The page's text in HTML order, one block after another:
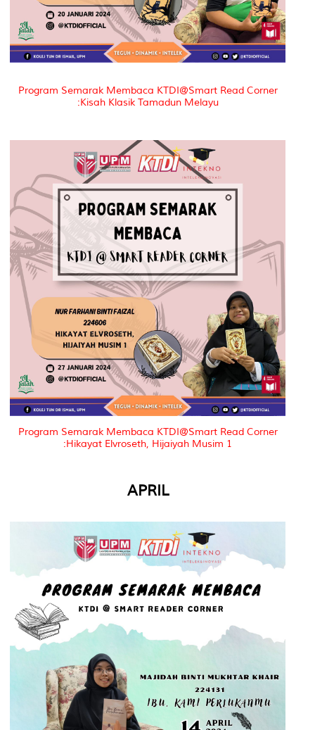
Program Semarak Membaca KTDI@Smart Read Corner
:Kisah Klasik Tamadun Melayu
Program Semarak Membaca KTDI@Smart Read Corner
:Hikayat Elvroseth, Hijaiyah Musim 1
APRIL